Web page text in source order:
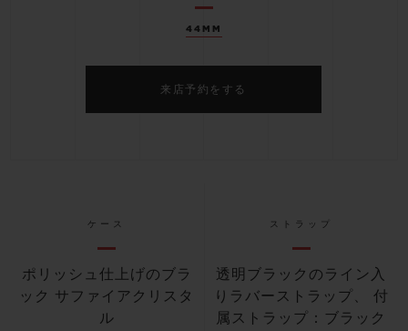
44MM
来店予約をする
ケース
ポリッシュ仕上げのブラ
ック サファイアクリスタ
ル
ストラップ
透明ブラックのライン入
りラバーストラップ、 付
属ストラップ：ブラック